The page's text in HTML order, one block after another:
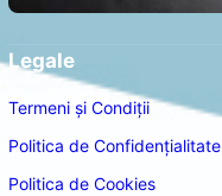
Legale
Termeni și Condiții
Politica de Confidențialitate
Politica de Cookies